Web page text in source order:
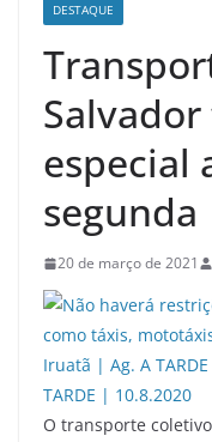
DESTAQUE
especial
segunda
20 de março de 2021
O transporte